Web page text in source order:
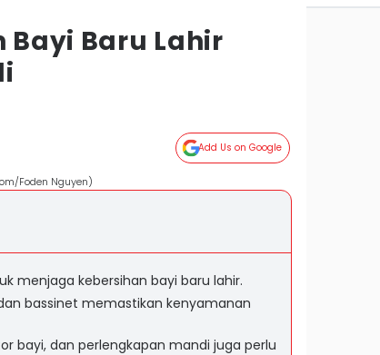
Bayi Baru Lahir
Add Us on Google
Foden Nguyen)
menjaga kebersihan bayi baru lahir.
bassinet memastikan kenyamanan
bayi, dan perlengkapan mandi juga perlu